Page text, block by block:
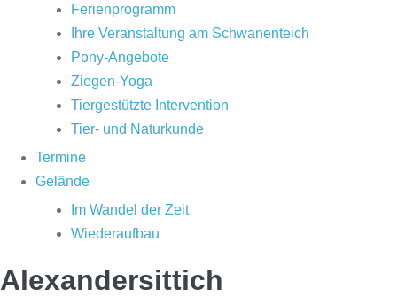
Ferienprogramm
Ihre Veranstaltung am Schwanenteich
Pony-Angebote
Ziegen-Yoga
Tiergestützte Intervention
Tier- und Naturkunde
Termine
Gelände
Im Wandel der Zeit
Wiederaufbau
Alexandersittich